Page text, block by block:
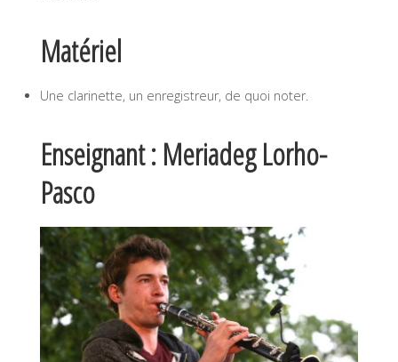
Matériel
Une clarinette, un enregistreur, de quoi noter.
Enseignant : Meriadeg Lorho-
Pasco